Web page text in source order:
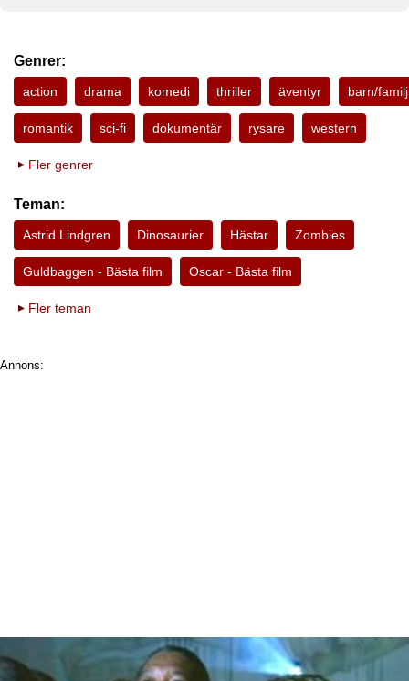
Genrer:
action drama komedi thriller äventyr barn/familj
romantik sci-fi dokumentär rysare western
Fler genrer
Teman:
Astrid Lindgren Dinosaurier Hästar Zombies
Guldbaggen - Bästa film Oscar - Bästa film
Fler teman
Annons: